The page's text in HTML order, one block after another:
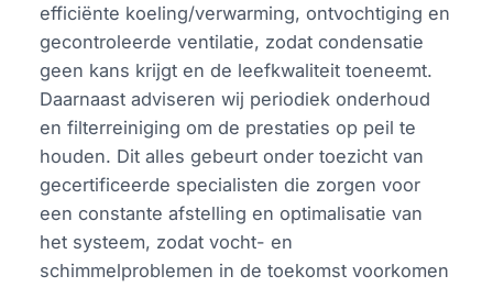
efficiënte koeling/verwarming, ontvochtiging en
gecontroleerde ventilatie, zodat condensatie
geen kans krijgt en de leefkwaliteit toeneemt.
Daarnaast adviseren wij periodiek onderhoud
en filterreiniging om de prestaties op peil te
houden. Dit alles gebeurt onder toezicht van
gecertificeerde specialisten die zorgen voor
een constante afstelling en optimalisatie van
het systeem, zodat vocht- en
schimmelproblemen in de toekomst voorkomen